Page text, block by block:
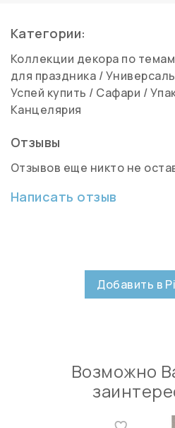
Категории:
Коллекции декора по темам
для праздника /
Успей купить / Сафари /
Канцелярия
Отзывы
Отзывов еще никто не
Написать отзыв
Добавить в
Возможно